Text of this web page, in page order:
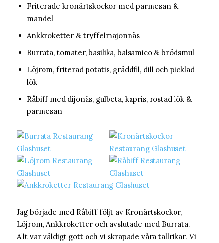
Friterade kronärtskockor med parmesan &
mandel
Ankkroketter & tryffelmajonnäs
Burrata, tomater, basilika, balsamico & brödsmul
Löjrom, friterad potatis, gräddfil, dill och picklad
lök
Råbiff med dijonäs, gulbeta, kapris, rostad lök &
parmesan
Jag började med Råbiff följt av Kronärtskockor,
Löjrom, Ankkroketter och avslutade med Burrata.
Allt var väldigt gott och vi skrapade våra tallrikar. Vi